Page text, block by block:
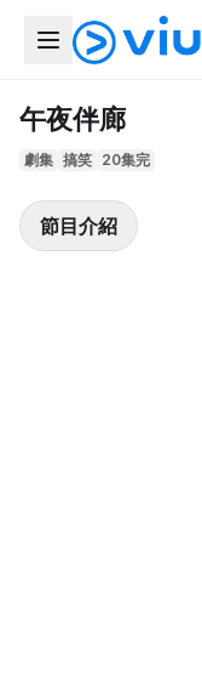
午夜伴廊
劇集 搞笑 20集完
節目介紹